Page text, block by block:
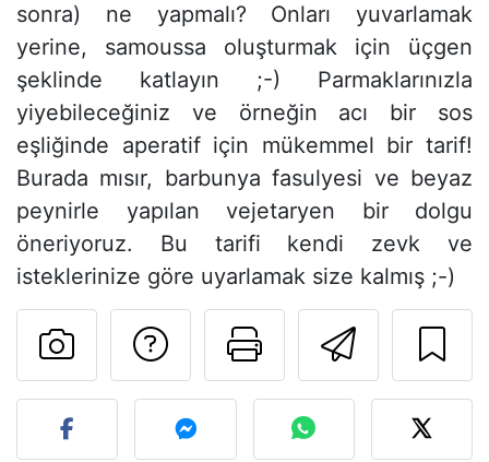
sonra) ne yapmalı? Onları yuvarlamak
yerine, samoussa oluşturmak için üçgen
şeklinde katlayın ;-) Parmaklarınızla
yiyebileceğiniz ve örneğin acı bir sos
eşliğinde aperatif için mükemmel bir tarif!
Burada mısır, barbunya fasulyesi ve beyaz
peynirle yapılan vejetaryen bir dolgu
öneriyoruz. Bu tarifi kendi zevk ve
isteklerinize göre uyarlamak size kalmış ;-)
Bu sayfayı
Tarif sahibine bir
Bu tarifin fotoğrafını